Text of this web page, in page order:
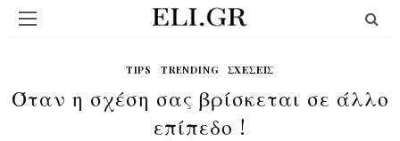
TIPS TRENDING ΣΧΈΣΕΙΣ
Όταν η σχέση σας βρίσκεται σε άλλο
επίπεδο !